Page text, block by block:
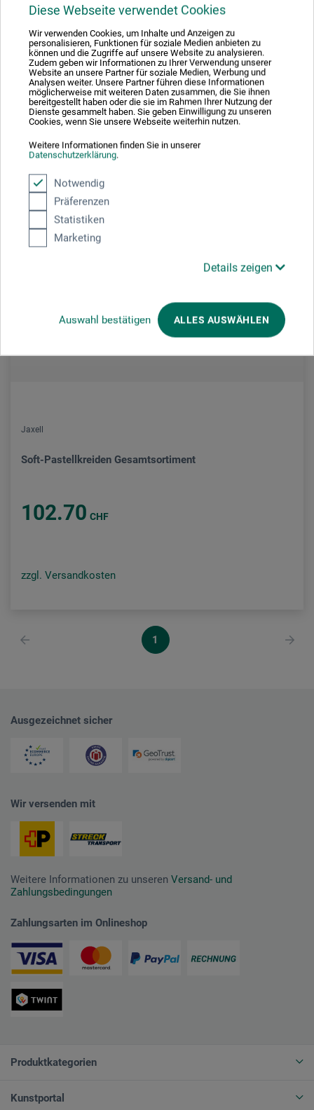
Diese Webseite verwendet Cookies
Wir verwenden Cookies, um Inhalte und Anzeigen zu
personalisieren, Funktionen für soziale Medien anbieten zu
können und die Zugriffe auf unsere Website zu analysieren.
Zudem geben wir Informationen zu Ihrer Verwendung unserer
Website an unsere Partner für soziale Medien, Werbung und
Analysen weiter. Unsere Partner führen diese Informationen
möglicherweise mit weiteren Daten zusammen, die Sie ihnen
bereitgestellt haben oder die sie im Rahmen Ihrer Nutzung der
Dienste gesammelt haben. Sie geben Einwilligung zu unseren
Cookies, wenn Sie unsere Webseite weiterhin nutzen.
Weitere Informationen finden Sie in unserer
Datenschutzerklärung.
Notwendig
Präferenzen
Statistiken
Marketing
Details zeigen
Auswahl bestätigen ALLES AUSWÄHLEN
1.70 CHF
Jaxell
Soft-Pastellkreiden Gesamtsortiment
102.70 CHF
zzgl. Versandkosten
1
Ausgezeichnet sicher
Wir versenden mit
Weitere Informationen zu unseren Versand- und
Zahlungsbedingungen
Zahlungsarten im Onlineshop
Produktkategorien
Kunstportal